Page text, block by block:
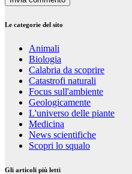
Le categorie del sito
Animali
Biologia
Calabria da scoprire
Catastrofi naturali
Focus sull'ambiente
Geologicamente
L'universo delle piante
Medicina
News scientifiche
Scopri lo squalo
Gli articoli più letti